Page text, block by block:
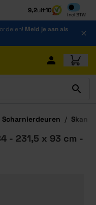
9,2uit10
Incl BTW
Inclusief
Meld je aan als
Scharnierdeuren /
- 231,5 x 93 cm -